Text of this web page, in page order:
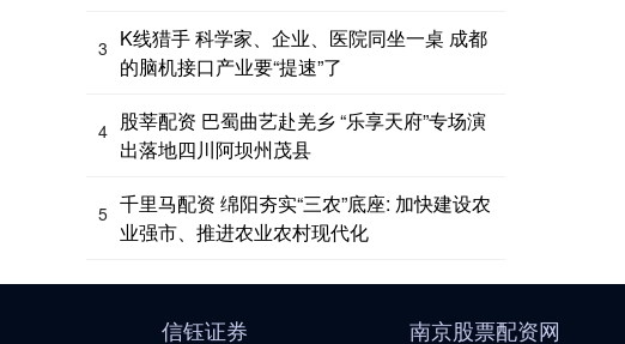
3 K线猎手 科学家、企业、医院同坐一桌 成都
的脑机接口产业要“提速”了
4 股莘配资 巴蜀曲艺赴羌乡 “乐享天府”专场演
出落地四川阿坝州茂县
5 千里马配资 绵阳夯实“三农”底座: 加快建设农
业强市、推进农业农村现代化
信钰证券 南京股票配资网